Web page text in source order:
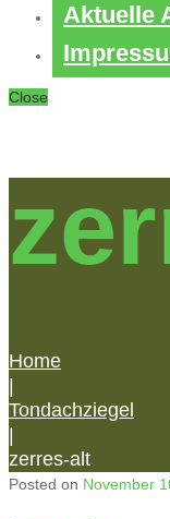
Aktuelle
Close
Home
Tondachziegel
zerres-alt
Posted on November